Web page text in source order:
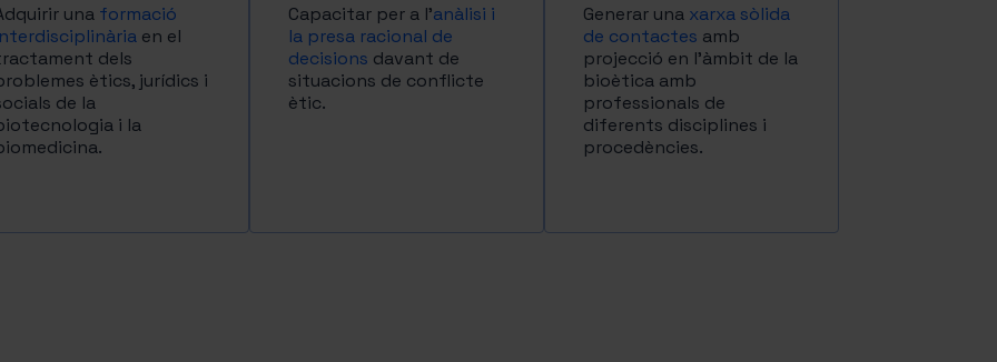
una formació
en el
dels
ètics, jurídics i
de la
i la
Capacitar per a l’anàlisi i
la presa racional de
decisions davant de
situacions de conflicte
ètic.
Generar una xarxa sòlida
de contactes amb
projecció en l’àmbit de la
bioètica amb
professionals de
diferents disciplines i
procedències.